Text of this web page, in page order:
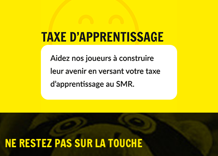
NE RESTEZ PAS SUR LA TOUCHE